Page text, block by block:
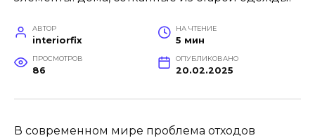
АВТОР
interiorfix
НА ЧТЕНИЕ
5 мин
ПРОСМОТРОВ
86
ОПУБЛИКОВАНО
20.02.2025
В современном мире проблема отходов